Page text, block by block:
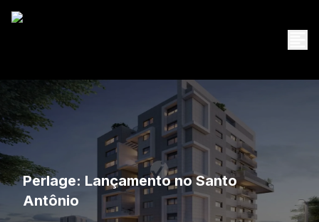
Perlage: Lançamento no Santo
Antônio